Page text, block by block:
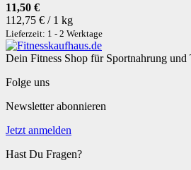
11,50 €
112,75 € / 1 kg
Lieferzeit: 1 - 2 Werktage
Dein Fitness Shop für Sportnahrung und
Folge uns
Newsletter abonnieren
Jetzt anmelden
Hast Du Fragen?